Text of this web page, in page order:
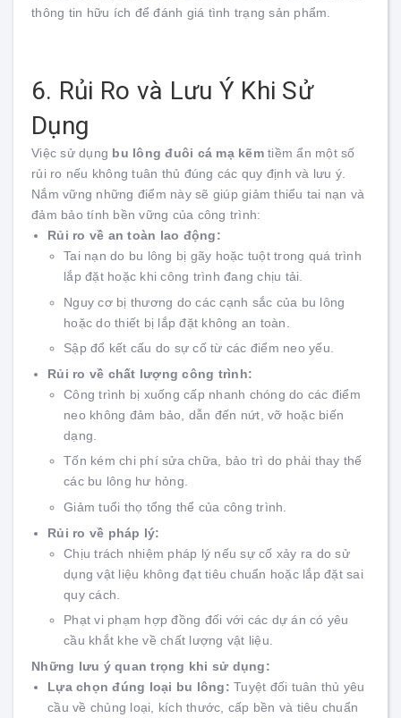
thông tin hữu ích để đánh giá tình trạng sản phẩm.
6. Rủi Ro và Lưu Ý Khi Sử
Dụng
Việc sử dụng bu lông đuôi cá mạ kẽmtiềm ẩn một số
rủi ro nếu không tuân thủ đúng các quy định và lưu ý.
Nắm vững những điểm này sẽ giúp giảm thiểu tai nạn và
đảm bảo tính bền vững của công trình:
Rủi ro về an toàn lao động:
Tai nạn do bu lông bị gãy hoặc tuột trong quá trình
lắp đặt hoặc khi công trình đang chịu tải.
Nguy cơ bị thương do các cạnh sắc của bu lông
hoặc do thiết bị lắp đặt không an toàn.
Sập đổ kết cấu do sự cố từ các điểm neo yếu.
Rủi ro về chất lượng công trình:
Công trình bị xuống cấp nhanh chóng do các điểm
neo không đảm bảo, dẫn đến nứt, vỡ hoặc biến
dạng.
Tốn kém chi phí sửa chữa, bảo trì do phải thay thế
các bu lông hư hỏng.
Giảm tuổi thọ tổng thể của công trình.
Rủi ro về pháp lý:
Chịu trách nhiệm pháp lý nếu sự cố xảy ra do sử
dụng vật liệu không đạt tiêu chuẩn hoặc lắp đặt sai
quy cách.
Phạt vi phạm hợp đồng đối với các dự án có yêu
cầu khắt khe về chất lượng vật liệu.
Những lưu ý quan trọng khi sử dụng:
Lựa chọn đúng loại bu lông: Tuyệt đối tuân thủ yêu
cầu về chủng loại, kích thước, cấp bền và tiêu chuẩn